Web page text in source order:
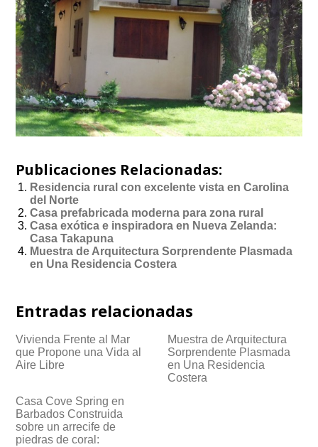
Publicaciones Relacionadas:
Residencia rural con excelente vista en Carolina
del Norte
Casa prefabricada moderna para zona rural
Casa exótica e inspiradora en Nueva Zelanda:
Casa Takapuna
Muestra de Arquitectura Sorprendente Plasmada
en Una Residencia Costera
Entradas relacionadas
Vivienda Frente al Mar
que Propone una Vida al
Aire Libre
Muestra de Arquitectura
Sorprendente Plasmada
en Una Residencia
Costera
Casa Cove Spring en
Barbados Construida
sobre un arrecife de
piedras de coral: